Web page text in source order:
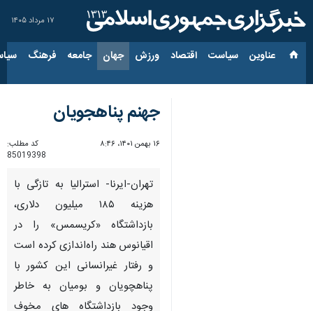
۱۷ مرداد ۱۴۰۵
عناوین‌ سیاست اقتصاد ورزش جهان جامعه فرهنگ
جهنم پناهجویان
۱۶ بهمن ۱۴۰۱، ۸:۴۶
کد مطلب:
85019398
تهران-ایرنا- استرالیا به تازگی با
هزینه ۱۸۵ میلیون دلاری،
بازداشتگاه «کریسمس» را در
اقیانوس هند راه‌اندازی کرده‌ است
و رفتار غیرانسانی این کشور با
پناهچویان و بومیان به خاطر
وجود بازداشتگاه های مخوف